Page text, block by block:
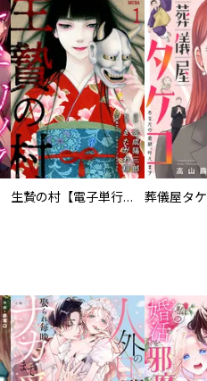
生贄の村【電子単行本版】